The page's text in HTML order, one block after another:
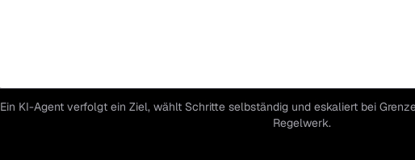
Ein KI-Agent verfolgt ein Ziel, wählt Schritte selbständig und eskaliert bei
Regelwerk.